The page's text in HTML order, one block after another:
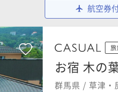
航空券
お宿 木の
群馬県 / 草津・